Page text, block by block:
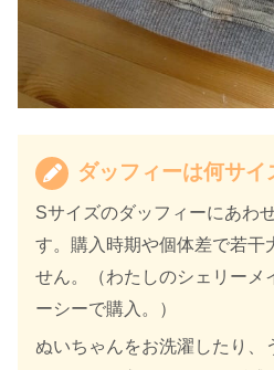
ダッフィーは何サイ
Sサイズのダッフィーにあわ
す。購入時期や個体差で若干
せん。（わたしのシェリーメ
ーシーで購入。）
ぬいちゃんをお洗濯したり、